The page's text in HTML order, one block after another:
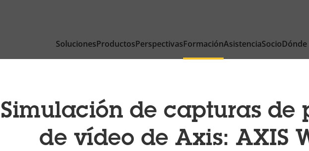
SolucionesProductosPerspectivasFormaciónAsistenciaSocio
Simulación de capturas de
de vídeo de Axis: AXIS